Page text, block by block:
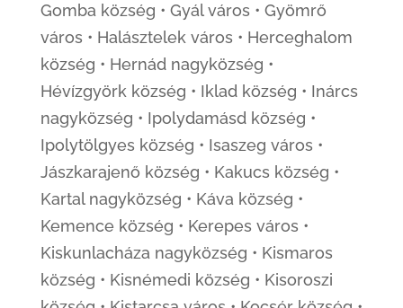
Gomba község • Gyál város • Gyömrő
város • Halásztelek város • Herceghalom
község • Hernád nagyközség •
Hévízgyörk község • Iklad község • Inárcs
nagyközség • Ipolydamásd község •
Ipolytölgyes község • Isaszeg város •
Jászkarajenő község • Kakucs község •
Kartal nagyközség • Káva község •
Kemence község • Kerepes város •
Kiskunlacháza nagyközség • Kismaros
község • Kisnémedi község • Kisoroszi